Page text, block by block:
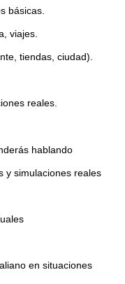
básicas.
viajes.
tiendas, ciudad).
reales.
hablando
y simulaciones reales
en situaciones